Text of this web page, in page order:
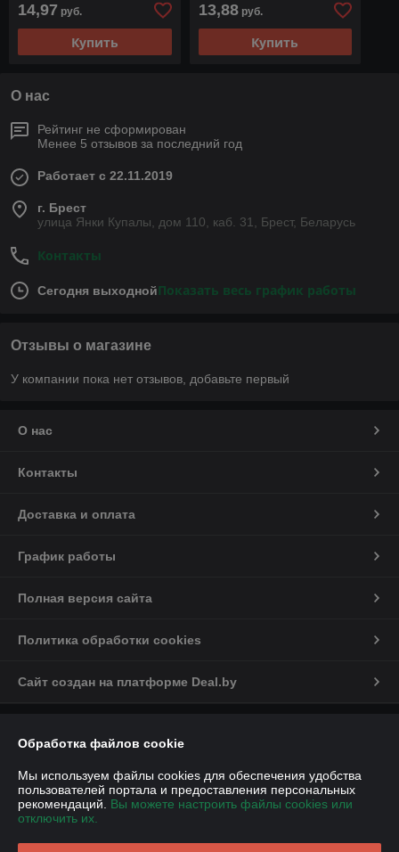
5432-2902478-01-
СПЕЦМАШ
14,97 руб.
Купить
5432-2902478-01
13,88руб.
Купить
О нас
Рейтинг не сформирован
Менее 5 отзывов за последний год
Работает с 22.11.2019
г. Брест
улица Янки Купалы, дом 110, каб. 31, Брест, Беларусь
Контакты
Сегодня выходнойПоказать весь график работы
Отзывы о магазине
У компании пока нет отзывов, добавьте первый
О нас
Контакты
Доставка и оплата
График работы
Полная версия сайта
Политика обработки cookies
Сайт создан на платформе Deal.by
«ДЕМИ-Сервис»
улица Янки Купалы, дом 110, каб. 31
Регистрационный номер ЕГР: 291459699
УНП: 291459699
Обработка файлов cookie
Мы используем файлы cookies для обеспечения удобства
пользователей портала и предоставления персональных
рекомендаций. Вы можете настроить файлы cookies или
отключить их.